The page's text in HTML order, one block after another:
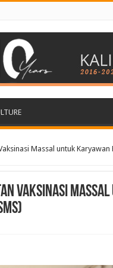
Massal untuk Karyawan
Vaksinasi